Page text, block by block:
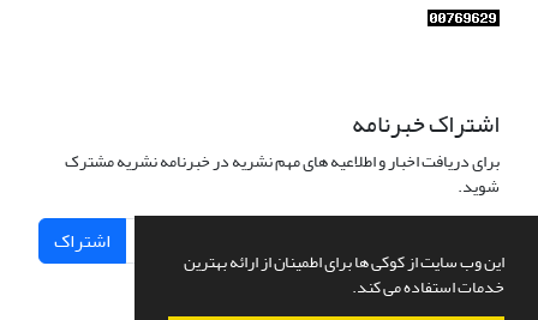
این وب سایت از کوکی ها برای اطمینان از ارائه بهترین
خدمات استفاده می کند.
اشتراک خبرنامه
برای دریافت اخبار و اطلاعیه های مهم نشریه در خبرنامه نشریه مشترک
شوید.
اشتراک